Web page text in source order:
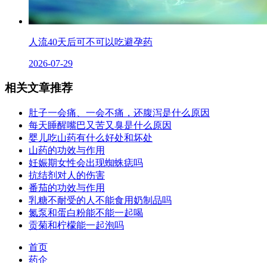
人流40天后可不可以吃避孕药
2026-07-29
相关文章推荐
肚子一会痛、一会不痛，还腹泻是什么原因
每天睡醒嘴巴又苦又臭是什么原因
婴儿吃山药有什么好处和坏处
山药的功效与作用
妊娠期女性会出现蜘蛛痣吗
抗结剂对人的伤害
番茄的功效与作用
乳糖不耐受的人不能食用奶制品吗
氮泵和蛋白粉能不能一起喝
贡菊和柠檬能一起泡吗
首页
药企